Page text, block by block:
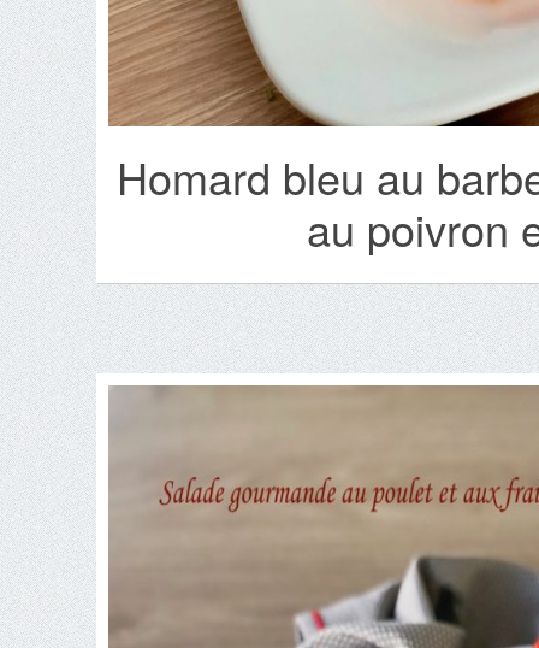
Homard bleu au
au poivron